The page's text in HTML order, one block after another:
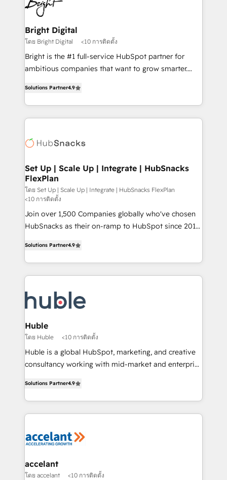
Impact Award 🏆2022 Technical Expertise Impact
Award 🏆2022 Platform Migration Excellence Impact
Award 🏆2020 Elite Solutions Partner 🏆2019
Integrations HubSpot Impact Award 🏆2019
Marketing Enablement HubSpot Impact Award 🏆
2018 Website Design HubSpot Impact Award 🏆2017
Growth-Driven Design Agency of the Year 🏆2016
Sales Enablement HubSpot Impact Award 🏆2015
HubSpot COS Performance Award 🏆2014 HubSpot
COS Design Award 🏆2013 HubSpot Marketplace
Partner 📆Founded in 1997
Bright Digital
โดย Bright Digital <10 การติดตั้ง
Bright is the #1 full-service HubSpot partner for
ambitious companies that want to grow smarter.
developing a new website to lead generation and
digital marketing; we do it all (and with great
results)! In short, our services include: - HubSpot
HubSpot development: websites, custom modules,
marketing, advertising, campaigns, content and
design We connect people, data and technology to
improve customer experiences. With our bright
people, exciting ideas and can-do mentality, we
ensure revenue growth on a daily basis. So tell us
your challenge; our passionate and growth driven
Solutions Partner4.9
Set Up | Scale Up | Integrate | HubSnacks
FlexPlan
โดย Set Up | Scale Up | Integrate | HubSnacks FlexPlan
<10 การติดตั้ง
Join over 1,500 Companies globally who've chosen
HubSnacks as their on-ramp to HubSpot since 2014
1️⃣ Set Up | Onboarding New or Check-fixing existing
HubSpot portals 2️⃣ Scale Up | 100% HubSpot Task
Execution... Global 24/7 ... All Experts 3️⃣ Integrate |
Slash months from your API Integration project... ⬅️
Click "Contact Business" ⬅️ to access 150+ Kickstart
Integration templates that put HubSpot in the center
of your tech stack, syncing... 🛍️ Shopify or
WooCommerce 💲 Stripe or Paypal 💰 Sage or
Netsuite 🤖 Google or Microsoft ✍️ DocuSign or
the rare Advanced "Custom Integrations"
Accreditation, securely sync data across... 🔄 any
new HubSpot portal with Advanced Website and
CRM Migrations using our in-house "HubScrub" Tool.
Solutions Partner4.9
Huble
โดย Huble <10 การติดตั้ง
Huble is a global HubSpot, marketing, and creative
consultancy working with mid-market and enterprise
the strategy, processes, and teams that turn
HubSpot into a genuine growth engine. Named
HubSpot's Global Partner of the Year in 2024,
worldwide, and with over 15 years in the ecosystem,
One company, one operating model, delivering
across offices and consulting teams in the UK, USA,
Solutions Partner4.9
accelant
โดย accelant <10 การติดตั้ง